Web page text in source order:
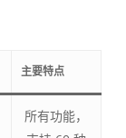
主要特点
所有功能，